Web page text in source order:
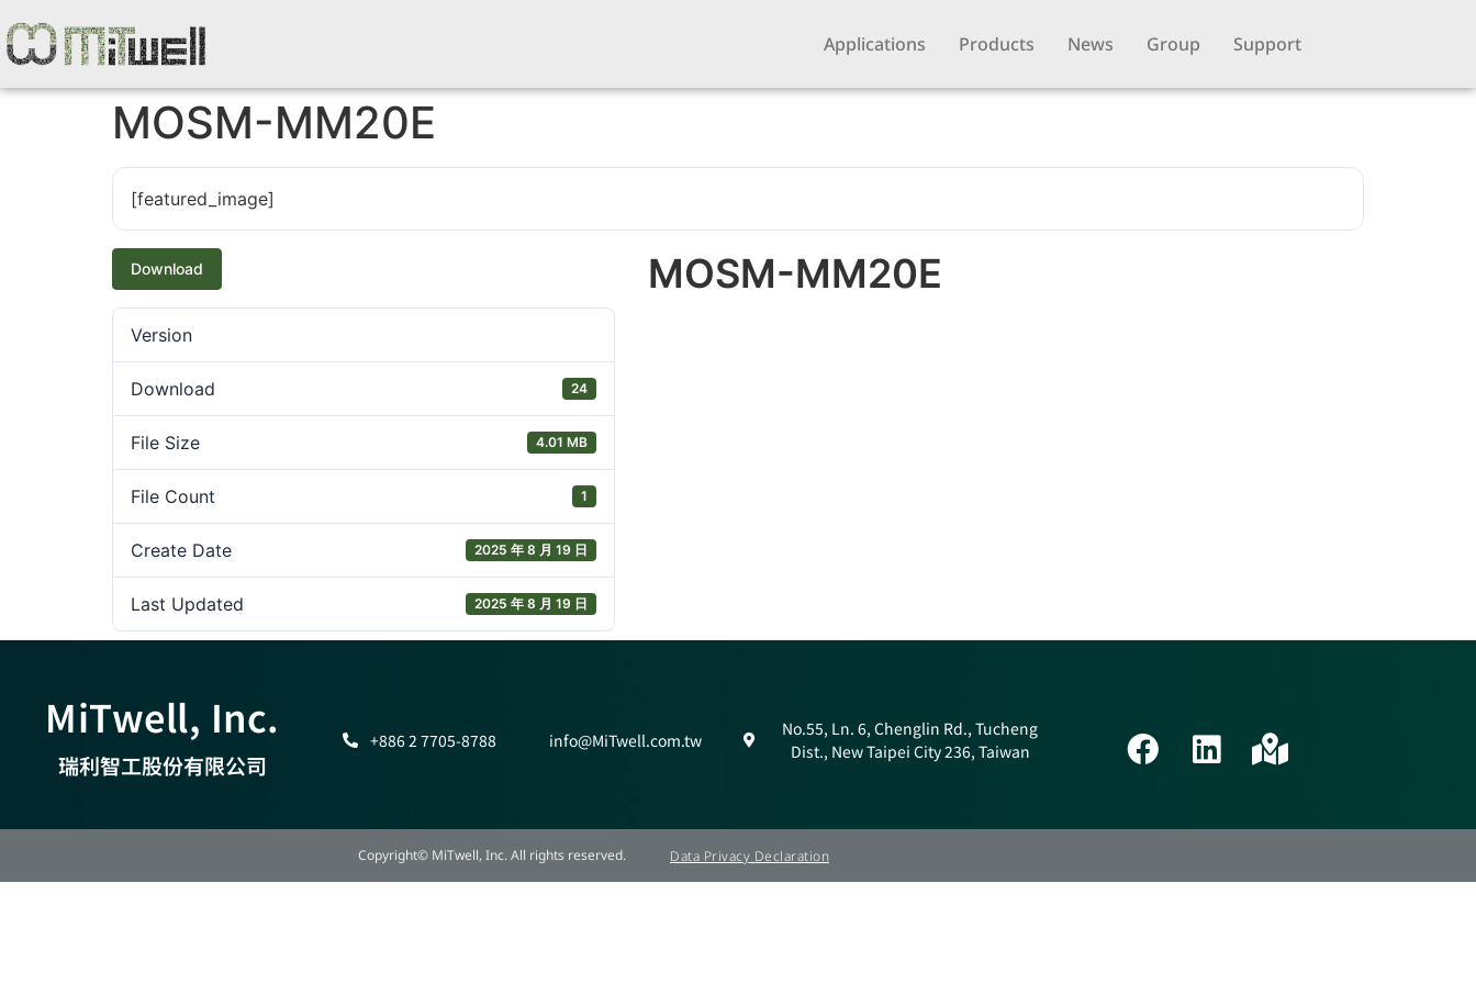
Applications Products News Group Support
MOSM-MM20E
[featured_image]
Download
Version
Download 24
File Size 4.01 MB
File Count 1
Create Date 2025 年 8 月 19 日
Last Updated 2025 年 8 月 19 日
MOSM-MM20E
MiTwell, Inc.
瑞利智工股份有限公司
+886 2 7705-8788 info@MiTwell.com.tw
No.55, Ln. 6, Chenglin Rd., Tucheng
Dist., New Taipei City 236, Taiwan
Copyright© MiTwell, Inc. All rights reserved. Data Privacy Declaration